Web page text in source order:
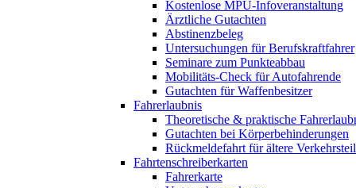
Kostenlose MPU-Infoveranstaltung
Ärztliche Gutachten
Abstinenzbeleg
Untersuchungen für Berufskraftfahrer
Seminare zum Punkteabbau
Mobilitäts-Check für Autofahrende
Gutachten für Waffenbesitzer
Fahrerlaubnis
Theoretische & praktische
Gutachten bei Körperbehinderungen
Rückmeldefahrt für ältere
Fahrtenschreiberkarten
Fahrerkarte